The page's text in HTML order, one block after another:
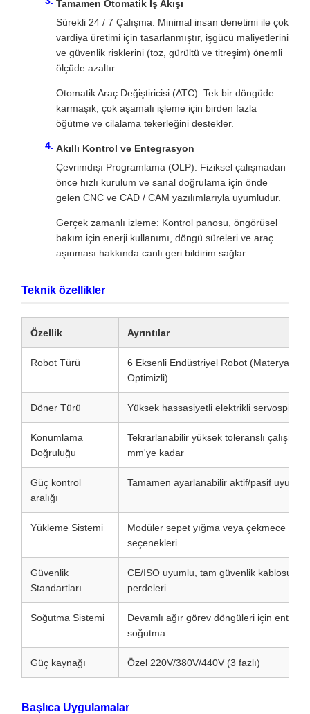
Tamamen Otomatik İş Akışı
Sürekli 24 / 7 Çalışma: Minimal insan denetimi ile çok
vardiya üretimi için tasarlanmıştır, işgücü maliyetlerini
ve güvenlik risklerini (toz, gürültü ve titreşim) önemli
ölçüde azaltır.
Otomatik Araç Değiştiricisi (ATC): Tek bir döngüde
karmaşık, çok aşamalı işleme için birden fazla
öğütme ve cilalama tekerleğini destekler.
Akıllı Kontrol ve Entegrasyon
Çevrimdışı Programlama (OLP): Fiziksel çalışmadan
önce hızlı kurulum ve sanal doğrulama için önde
gelen CNC ve CAD / CAM yazılımlarıyla uyumludur.
Gerçek zamanlı izleme: Kontrol panosu, öngörüsel
bakım için enerji kullanımı, döngü süreleri ve araç
aşınması hakkında canlı geri bildirim sağlar.
Teknik özellikler
Özellik Ayrıntılar
Robot Türü
6 Eksenli Endüstriyel Robot (Materyal
Optimizli)
Döner Türü Yüksek hassasiyetli elektrikli servospindle
Konumlama
Doğruluğu
Tekrarlanabilir yüksek toleranslı
mm'ye kadar
Güç kontrol
aralığı
Tamamen ayarlanabilir aktif/pasif uyum
Yükleme Sistemi
Modüler sepet yığma veya çekmece
seçenekleri
Güvenlik
Standartları
CE/ISO uyumlu, tam güvenlik kablosu ve
perdeleri
Soğutma Sistemi
Devamlı ağır görev döngüleri için entegre
soğutma
Güç kaynağı Özel 220V/380V/440V (3 fazlı)
Başlıca Uygulamalar